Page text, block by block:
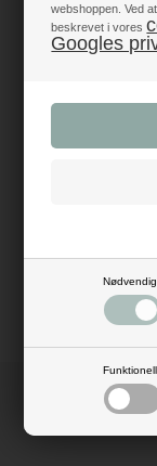
webshoppen. Ved
beskrevet i vores
Googles
Trustpilot 5/
+1200